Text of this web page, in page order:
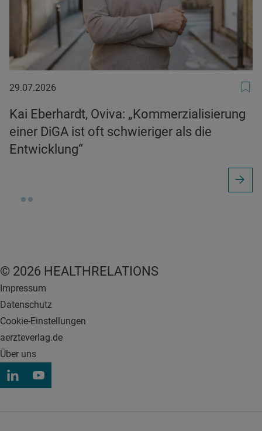
29.07.2026
29.07.2026
Kai Eberhardt, Oviva: „Kommerzialisierung
einer DiGA ist oft schwieriger als die
Entwicklung“
© 2026 HEALTHRELATIONS
Impressum
Datenschutz
Cookie-Einstellungen
aerzteverlag.de
Über uns